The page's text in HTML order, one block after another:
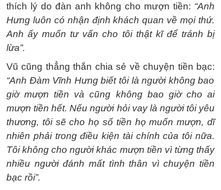
thích lý do đàn anh không cho mượn tiền: “Anh
Hưng luôn có nhận định khách quan về mọi thứ.
Anh ấy muốn tư vấn cho tôi thật kĩ để tránh bị
lừa”.
Vũ cũng thẳng thắn chia sẻ về chuyện tiền bạc:
“Anh Đàm Vĩnh Hưng biết tôi là người không bao
giờ mượn tiền và cũng không bao giờ cho ai
mượn tiền hết. Nếu người hỏi vay là người tôi yêu
thương, tôi sẽ cho họ số tiền họ muốn mượn, dĩ
nhiên phải trong điều kiện tài chính của tôi nữa.
Tôi không cho người khác mượn tiền vì từng thấy
nhiều người đánh mất tình thân vì chuyện tiền
bạc rồi”.